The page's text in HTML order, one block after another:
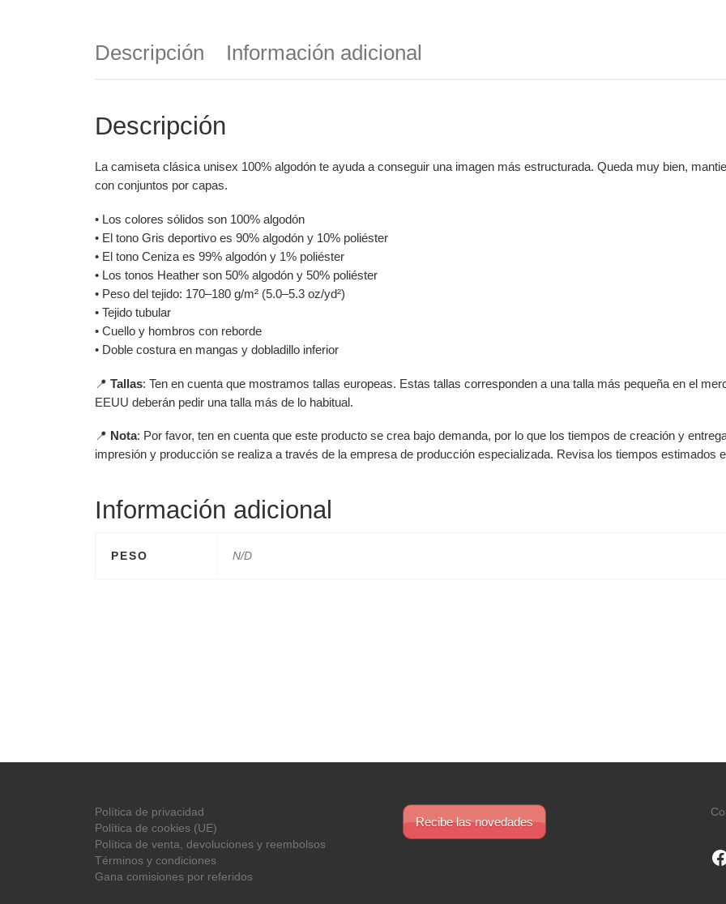
Descripción Información adicional
Descripción
La camiseta clásica unisex 100% algodón te ayuda a conseguir una imagen más estructurada. Queda muy bien,
con conjuntos por capas.
• Los colores sólidos son 100% algodón
• El tono Gris deportivo es 90% algodón y 10% poliéster
• El tono Ceniza es 99% algodón y 1% poliéster
• Los tonos Heather son 50% algodón y 50% poliéster
• Peso del tejido: 170–180 g/m² (5.0–5.3 oz/yd²)
• Tejido tubular
• Cuello y hombros con reborde
• Doble costura en mangas y dobladillo inferior
📍 Tallas: Ten en cuenta que mostramos tallas europeas. Estas tallas corresponden a una talla más pequeña en el
EEUU deberán pedir una talla más de lo habitual.
📍 Nota: Por favor, ten en cuenta que este producto se crea bajo demanda, por lo que los tiempos de creación y
impresión y producción se realiza a través de la empresa de producción especializada. Revisa los tiempos estimados
Información adicional
PESO N/D
Política de privacidad
Política de cookies (UE)
Política de venta, devoluciones y reembolsos
Términos y condiciones
Gana comisiones por referidos
Recibe las novedades